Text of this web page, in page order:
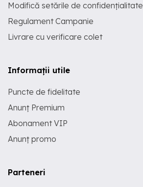
Modifică setările de confidențialitate
Regulament Campanie
Livrare cu verificare colet
Informații utile
Puncte de fidelitate
Anunț Premium
Abonament VIP
Anunț promo
Parteneri